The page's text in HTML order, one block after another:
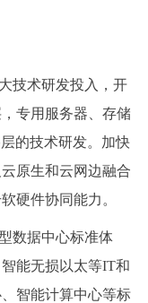
技术研发投入，开
专用服务器、存储
的技术研发。加快
原生和云网边融合
硬件协同能力。
数据中心标准体
能无损以太等IT和
智能计算中心等标